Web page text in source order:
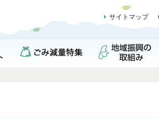
サイトマップ